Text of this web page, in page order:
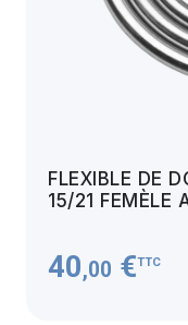
FLEXIBLE DE
15/21 FEMÈLE
40,00 €TTC